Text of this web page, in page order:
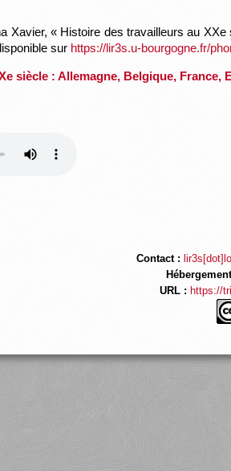
Xavier, « Histoire des travailleurs au
sur https://lir3s.u-bourgogne.fr/
siècle : Allemagne, Belgique,
Contact :
URL : https://